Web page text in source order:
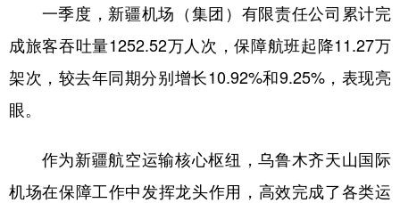
地方频道
一季度，新疆机场（集团）有限责任公司累计完
成旅客吞吐量1252.52万人次，保障航班起降11.27万
架次，较去年同期分别增长10.92%和9.25%，表现亮
眼。
作为新疆航空运输核心枢纽，乌鲁木齐天山国际
机场在保障工作中发挥龙头作用，高效完成了各类运